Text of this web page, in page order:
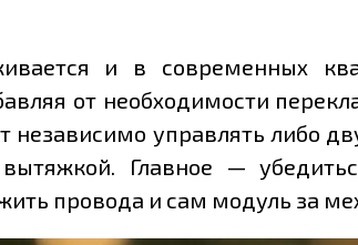
и в современных
от необходимости
независимо управлять либо
Главное —
провода и сам модуль за